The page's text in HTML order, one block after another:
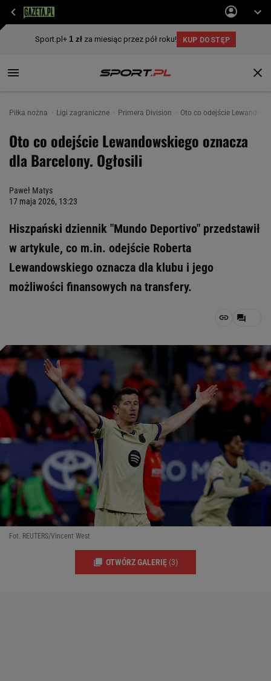
Piłka nożna Ligi zagraniczne Primera Division Oto co odejście
Oto co odejście Lewandowskiego oznacza
dla Barcelony. Ogłosili
Paweł Matys
17 maja 2026, 13:23
Hiszpański dziennik "Mundo Deportivo" przedstawił
w artykule, co m.in. odejście Roberta
Lewandowskiego oznacza dla klubu i jego
możliwości finansowych na transfery.
Fot. REUTERS/Vincent West
OTWÓRZ GALERIĘ (3)